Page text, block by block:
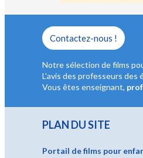
Contactez-nous !
Notre sélection de films
L'avis des professeurs des
Vous êtes enseignant,
PLAN DU SITE
Portail de films pour